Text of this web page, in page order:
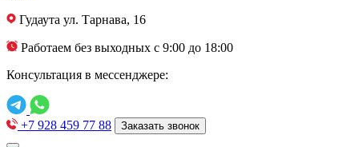
Гудаута ул. Тарнава, 16
Работаем без выходных с 9:00 до 18:00
Консультация в мессенджере:
+7 928 459 77 88 Заказать звонок